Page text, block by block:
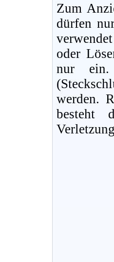
Zum
dürfen
oder
nur ein.
werden.
besteht